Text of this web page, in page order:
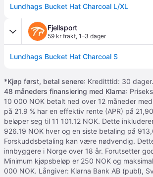
Lundhags Bucket Hat Charcoal L/XL
Fjellsport
59 kr frakt, 1–3 dager
Lundhags Bucket Hat Charcoal S
*Kjøp først, betal senere: Kreditttid: 30
48 måneders finansiering med Klarna:
10 000 NOK betalt ned over 12 måneder
på 21.9 % har en effektiv rente (APR) på
beløper seg til 11 101.12 NOK. Dette
926.19 NOK hver og en siste betaling på
Forskuddsbetaling kan være nødvendig.
innbyggere i Norge over 18 år. Forutsetter
Minimum kjøpsbeløp er 250 NOK og
000 NOK. Långiver: Klarna Bank AB (publ),